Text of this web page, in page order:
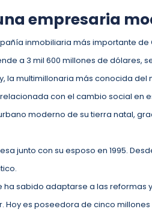
empresaria
inmobiliaria más importante de
a 3 mil 600 millones de dólares,
la multimillonaria más conocida del
con el cambio social en
moderno de su tierra natal,
junto con su esposo en 1995.
ha sabido adaptarse a las
Hoy es poseedora de cinco